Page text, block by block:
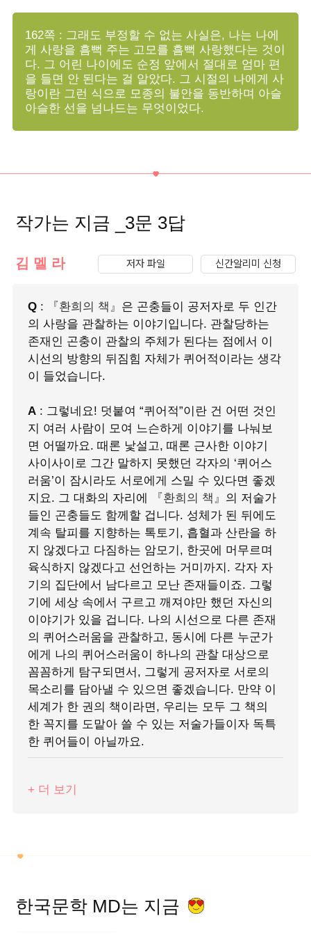
162쪽 : 그래도 부정할 수 없는 사실은, 나는 나에
게 사랑을 흠뻑 주는 고모를 흠뻑 사랑했다는 것이
다. 그 어린 나이에도 순정 앞에서 절대로 엄마 편
을 들면 안 된다는 걸 알았다. 그 시절의 나에게 사
랑이란 그런 식으로 모종의 불안을 동반하며 아슬
아슬한 선을 넘나드는 무엇이었다.
작가는 지금 _3문 3답
김 멜 라 저자 파일 신간알리미 신청
Q : 『환희의 책』 은 곤충들이 공저자로 두 인간
의 사랑을 관찰하는 이야기입니다. 관찰당하는
존재인 곤충이 관찰의 주체가 된다는 점에서 이
시선의 방향의 뒤짐힘 자체가 퀴어적이라는 생각
이 들었습니다.
A : 그렇네요! 덧붙여 “퀴어적”이란 건 어떤 것인
지 여러 사람이 모여 느슨하게 이야기를 나눠보
면 어떨까요. 때론 낯설고, 때론 근사한 이야기
사이사이로 그간 말하지 못했던 각자의 ‘퀴어스
러움’이 잠시라도 서로에게 스밀 수 있다면 좋겠
지요. 그 대화의 자리에
『환희의 책』 의 저술가
들인 곤충들도 함께할 겁니다. 성체가 된 뒤에도
계속 탈피를 지향하는 톡토기, 흡혈과 산란을 하
지 않겠다고 다짐하는 암모기, 한곳에 머무르며
육식하지 않겠다고 선언하는 거미까지. 각자 자
기의 집단에서 남다르고 모난 존재들이죠. 그렇
기에 세상 속에서 구르고 깨져야만 했던 자신의
이야기가 있을 겁니다. 나의 시선으로 다른 존재
의 퀴어스러움을 관찰하고, 동시에 다른 누군가
에게 나의 퀴어스러움이 하나의 관찰 대상으로
꼼꼼하게 탐구되면서, 그렇게 공저자로 서로의
목소리를 담아낼 수 있으면 좋겠습니다. 만약 이
세계가 한 권의 책이라면, 우리는 모두 그 책의
한 꼭지를 도맡아 쓸 수 있는 저술가들이자 독특
한 퀴어들이 아닐까요.
+ 더 보기
한국문학 MD는 지금